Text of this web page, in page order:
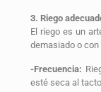
3. Riego
El riego es un
demasiado o
-Frecuencia:
esté seca al